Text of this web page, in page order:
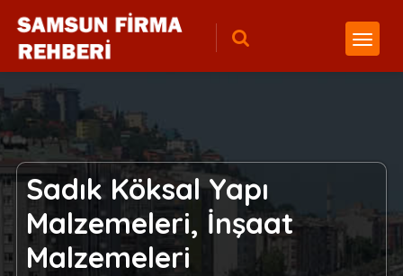
Sadık Köksal Yapı
Malzemeleri, İnşaat
Malzemeleri